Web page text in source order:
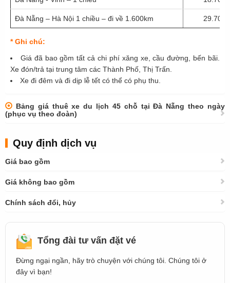
Đà Nẵng – Hà Nội 1 chiều – đi về 1.600km 29.700
* Ghi chú:
Giá đã bao gồm tất cả chi phí xăng xe, cầu đường, bến bãi.
Xe đón/trả tại trung tâm các Thành Phố, Thị Trấn.
Xe đi đêm và đi dịp lễ tết có thể có phụ thu.
Bảng giá thuê xe du lịch 45 chỗ tại Đà Nẵng theo ngày
(phục vụ theo đoàn)
Quy định dịch vụ
Giá bao gồm
Giá không bao gồm
Chính sách đổi, hủy
Tổng đài tư vấn đặt vé
Đừng ngại ngần, hãy trò chuyện với chúng tôi. Chúng tôi ở
đây vì bạn!